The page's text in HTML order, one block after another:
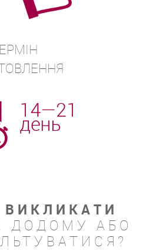
ДОДОМУ АБО